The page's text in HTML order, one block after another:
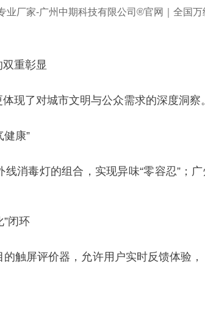
重彰显
现了对城市文明与公众需求的深度洞察。
健康”
消毒灯的组合，实现异味“零容忍”
”闭环
触屏评价器，允许用户实时反馈体验